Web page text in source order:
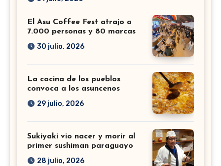
El Asu Coffee Fest atrajo a
7.000 personas y 80 marcas
30 julio, 2026
La cocina de los pueblos
convoca a los asuncenos
29 julio, 2026
Sukiyaki vio nacer y morir al
primer sushiman paraguayo
28 julio, 2026